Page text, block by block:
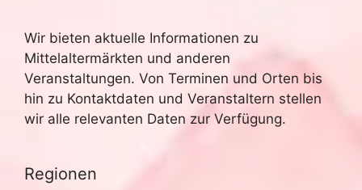
Wir bieten aktuelle Informationen zu
Mittelaltermärkten und anderen
Veranstaltungen. Von Terminen und Orten bis
hin zu Kontaktdaten und Veranstaltern stellen
wir alle relevanten Daten zur Verfügung.
Regionen